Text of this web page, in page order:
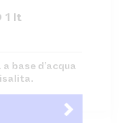
1 lt
base d’acqua